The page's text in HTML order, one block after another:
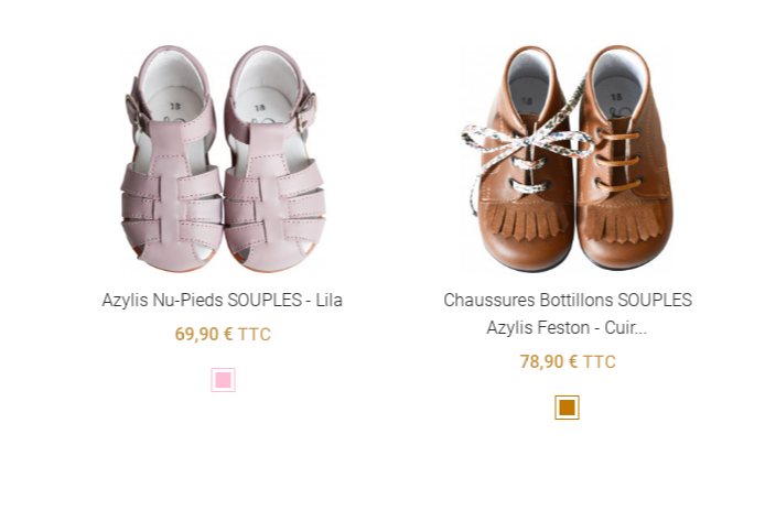
Azylis Nu-Pieds SOUPLES - Lila
69,90 €TTC
Rose
Chaussures Bottillons SOUPLES
Azylis Feston - Cuir...
78,90 €TTC
Marron